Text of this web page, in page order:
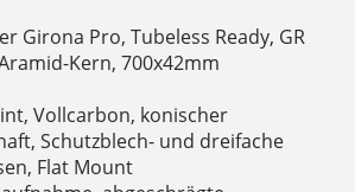
Girona Pro, Tubeless Ready, GR
Kern, 700x42mm
Vollcarbon, konischer
Schutzblech- und dreifache
Flat Mount